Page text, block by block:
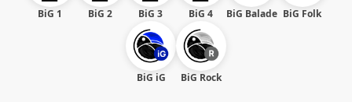
BiG 1 BiG 2 BiG 3 BiG 4 BiG Balade BiG Folk
BiG iG BiG Rock